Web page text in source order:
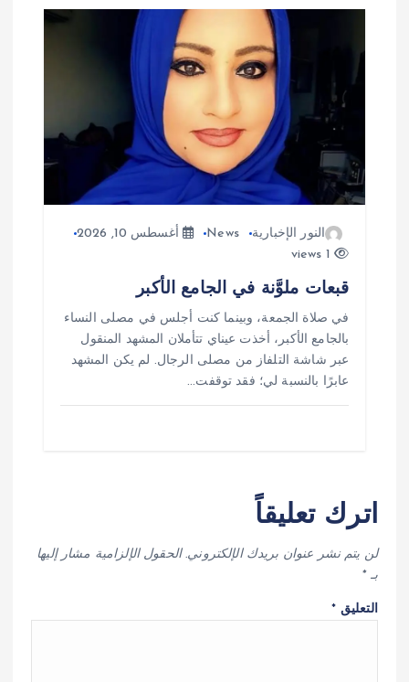
النور الإخبارية News
أغسطس 10, 2026
1 views
قبعات ملوَّنة في الجامع الأكبر
في صلاة الجمعة، وبينما كنت أجلس في مصلى النساء
بالجامع الأكبر، أخذت عيناي تتأملان المشهد المنقول
عبر شاشة التلفاز من مصلى الرجال. لم يكن المشهد
عابرًا بالنسبة لي؛ فقد توقفت…
اترك تعليقاً
لن يتم نشر عنوان بريدك الإلكتروني. الحقول الإلزامية مشار إليها
بـ*
التعليق*